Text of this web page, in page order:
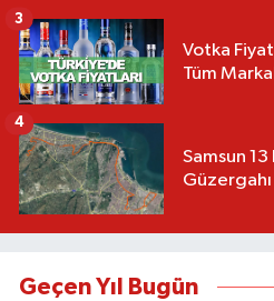
Votka
Tüm
3
Samsun
4
Geçen Yıl Bugün